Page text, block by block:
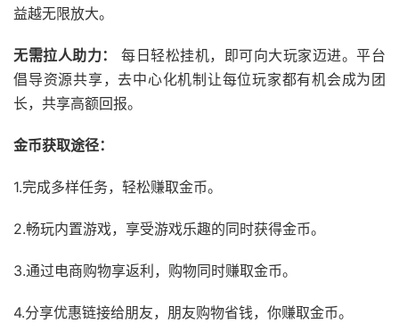
益越无限放大。
无需拉人助力：
每日轻松挂机，即可向大玩家迈进。平台
倡导资源共享，去中心化机制让每位玩家都有机会成为团
长，共享高额回报。
金币获取途径：
1.完成多样任务，轻松赚取金币。
2.畅玩内置游戏，享受游戏乐趣的同时获得金币。
3.通过电商购物享返利，购物同时赚取金币。
4.分享优惠链接给朋友，朋友购物省钱，你赚取金币。